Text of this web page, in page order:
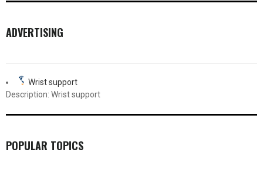
ADVERTISING
Wrist support
Description: Wrist support
POPULAR TOPICS